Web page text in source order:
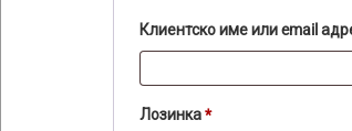
Клиентско име или email
Лозинка*Задолжително